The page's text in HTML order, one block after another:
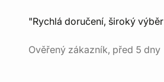
"Rychlá doručení, široký
Ověřený zákazník, před 5 dny